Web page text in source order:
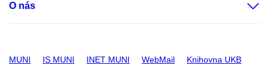
O nás
MUNI IS MUNI INET MUNI WebMail Knihovna UKB